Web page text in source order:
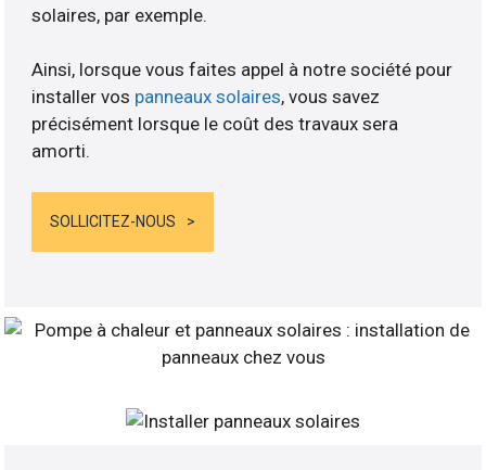
solaires, par exemple.
Ainsi, lorsque vous faites appel à notre société pour
installer vos panneaux solaires, vous savez
précisément lorsque le coût des travaux sera
amorti.
SOLLICITEZ-NOUS